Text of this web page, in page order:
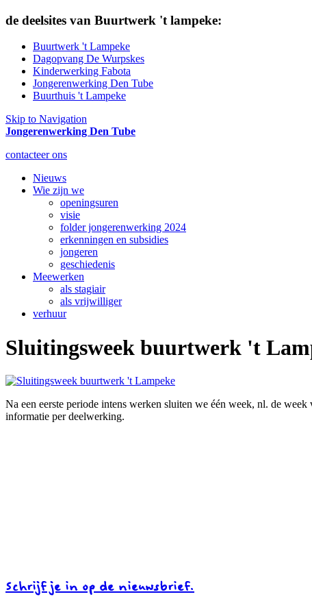
de deelsites van Buurtwerk 't lampeke:
Buurtwerk 't Lampeke
Dagopvang De Wurpskes
Kinderwerking Fabota
Jongerenwerking Den Tube
Buurthuis 't Lampeke
Skip to Navigation
Jongerenwerking Den Tube
contacteer ons
Nieuws
Wie zijn we
openingsuren
visie
folder jongerenwerking 2024
erkenningen en subsidies
jongeren
geschiedenis
Meewerken
als stagiair
als vrijwilliger
verhuur
Sluitingsweek buurtwerk 't
Na een eerste periode intens werken sluiten we één week, nl. de
informatie per deelwerking.
Schrijf je in op de nieuwsbrief.